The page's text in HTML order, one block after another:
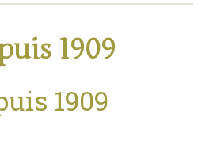
1909
1909